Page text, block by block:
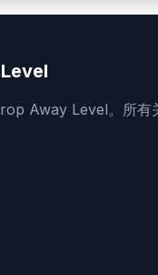
Away Level。所有